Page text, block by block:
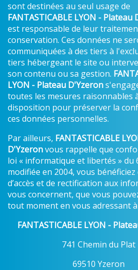
sont destinées au seul usage de
FANTASTICABLE LYON - Plateau
est responsable de leur
conservation. Ces données ne
communiquées à des tiers à
tiers hébergeant le site ou
son contenu ou sa gestion.
LYON - Plateau D'Yzeron
toutes les mesures raisonnables
disposition pour préserver la
ces données personnelles.
Par ailleurs, FANTASTICABLE
D'Yzeronvous rappelle que
loi « informatique et libertés » du
modifiée en 2004, vous bénéficiez
d’accès et de rectification aux
vous concernent, que vous
tout moment en vous adressant à
FANTASTICABLE LYON -
741 Chemin du Plat
69510 Yzeron